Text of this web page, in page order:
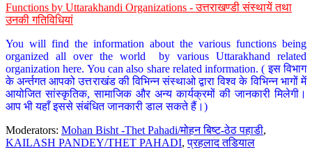
Functions by Uttarakhandi Organizations - उत्तराखण्डी संस्थायें तथा
उनकी गतिविधियां
You will find the information about the various functions being
organized all over the world by various Uttarakhand related
organization here. You can also share related information. ( इस विभाग
के अर्न्तगत आपको उत्तराखंड की विभिन्न संस्थाओ द्वारा विश्व के विभिन्न भागों में
आयोजित सांस्कृतिक, सामाजिक और अन्य कार्यक्रमों की जानकारी मिलेगी।
आप भी यहाँ इससे संबंधित जानकारी डाल सकते हैं।)
Moderators: Mohan Bisht -Thet Pahadi/मोहन बिष्ट-ठेठ पहाडी,
KAILASH PANDEY/THET PAHADI,प्रहलाद तडियाल